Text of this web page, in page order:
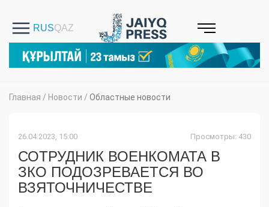
Главная / Новости / Областные новости
26.04.2023, 15:00 Просмотры: 430
СОТРУДНИК ВОЕНКОМАТА В
ЗКО ПОДОЗРЕВАЕТСЯ ВО
ВЗЯТОЧНИЧЕСТВЕ